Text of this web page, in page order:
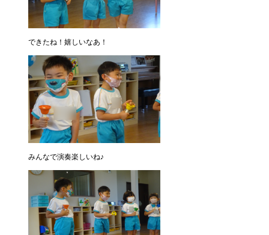
できたね！嬉しいなあ！
みんなで演奏楽しいね♪